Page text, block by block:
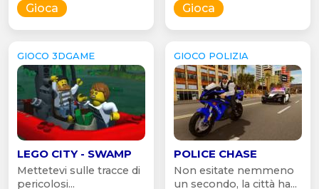
Gioca Gioca
GIOCO 3DGAME
LEGO CITY - SWAMP
Mettetevi sulle tracce di
pericolosi...
GIOCO POLIZIA
POLICE CHASE
Non esitate nemmeno
un secondo, la città ha...